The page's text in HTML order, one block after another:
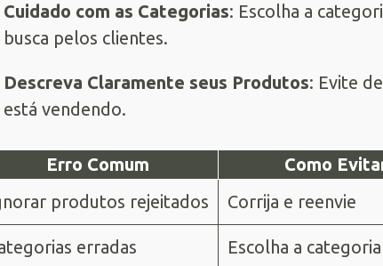
Cuidado com as Categorias: Escolha a
busca pelos clientes.
Descreva Claramente seus Produtos: Evite
está vendendo.
Erro Comum
Como
produtos rejeitados
Corrija e reenvie
erradas Escolha a